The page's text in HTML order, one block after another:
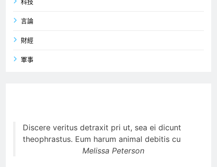
科技
言論
財經
軍事
Discere veritus detraxit pri ut, sea ei dicunt
theophrastus. Eum harum animal debitis cu
Melissa Peterson